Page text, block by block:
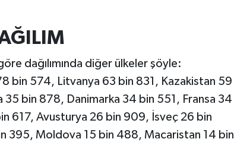
dağılımında diğer ülkeler şöyle:
bin 574, Litvanya 63 bin 831, Kazakistan 59
bin 878, Danimarka 34 bin 551, Fransa 34
617, Avusturya 26 bin 909, İsveç 26 bin
395, Moldova 15 bin 488, Macaristan 14 bin